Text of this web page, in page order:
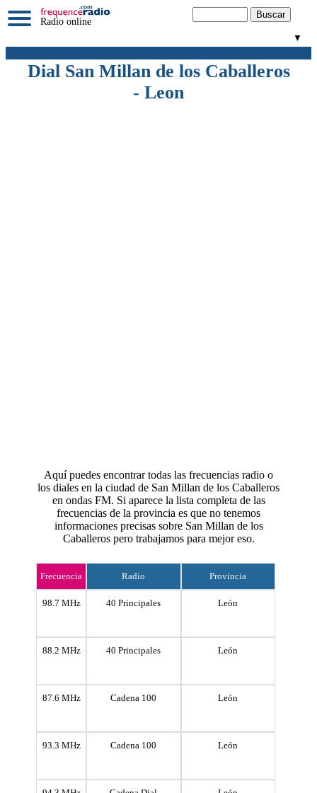
Radio online
▼
Dial San Millan de los Caballeros
- Leon
Aquí puedes encontrar todas las frecuencias radio o
los diales en la ciudad de San Millan de los Caballeros
en ondas FM. Si aparece la lista completa de las
frecuencias de la provincia es que no tenemos
informaciones precisas sobre San Millan de los
Caballeros pero trabajamos para mejor eso.
Frecuencia Radio Provincia
98.7 MHz 40 Principales León
88.2 MHz 40 Principales León
87.6 MHz Cadena 100 León
93.3 MHz Cadena 100 León